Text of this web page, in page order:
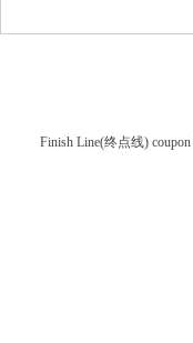
Finish Line(终点线) coupon